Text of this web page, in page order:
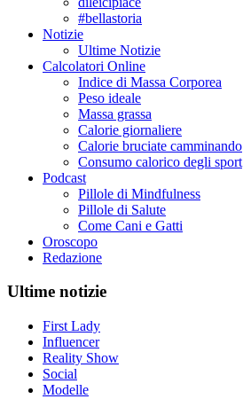
#bellastoria
Notizie
Ultime Notizie
Calcolatori Online
Indice di Massa Corporea
Peso ideale
Massa grassa
Calorie giornaliere
Calorie bruciate camminando
Consumo calorico degli sport
Podcast
Pillole di Mindfulness
Pillole di Salute
Come Cani e Gatti
Oroscopo
Redazione
Ultime notizie
First Lady
Influencer
Reality Show
Social
Modelle